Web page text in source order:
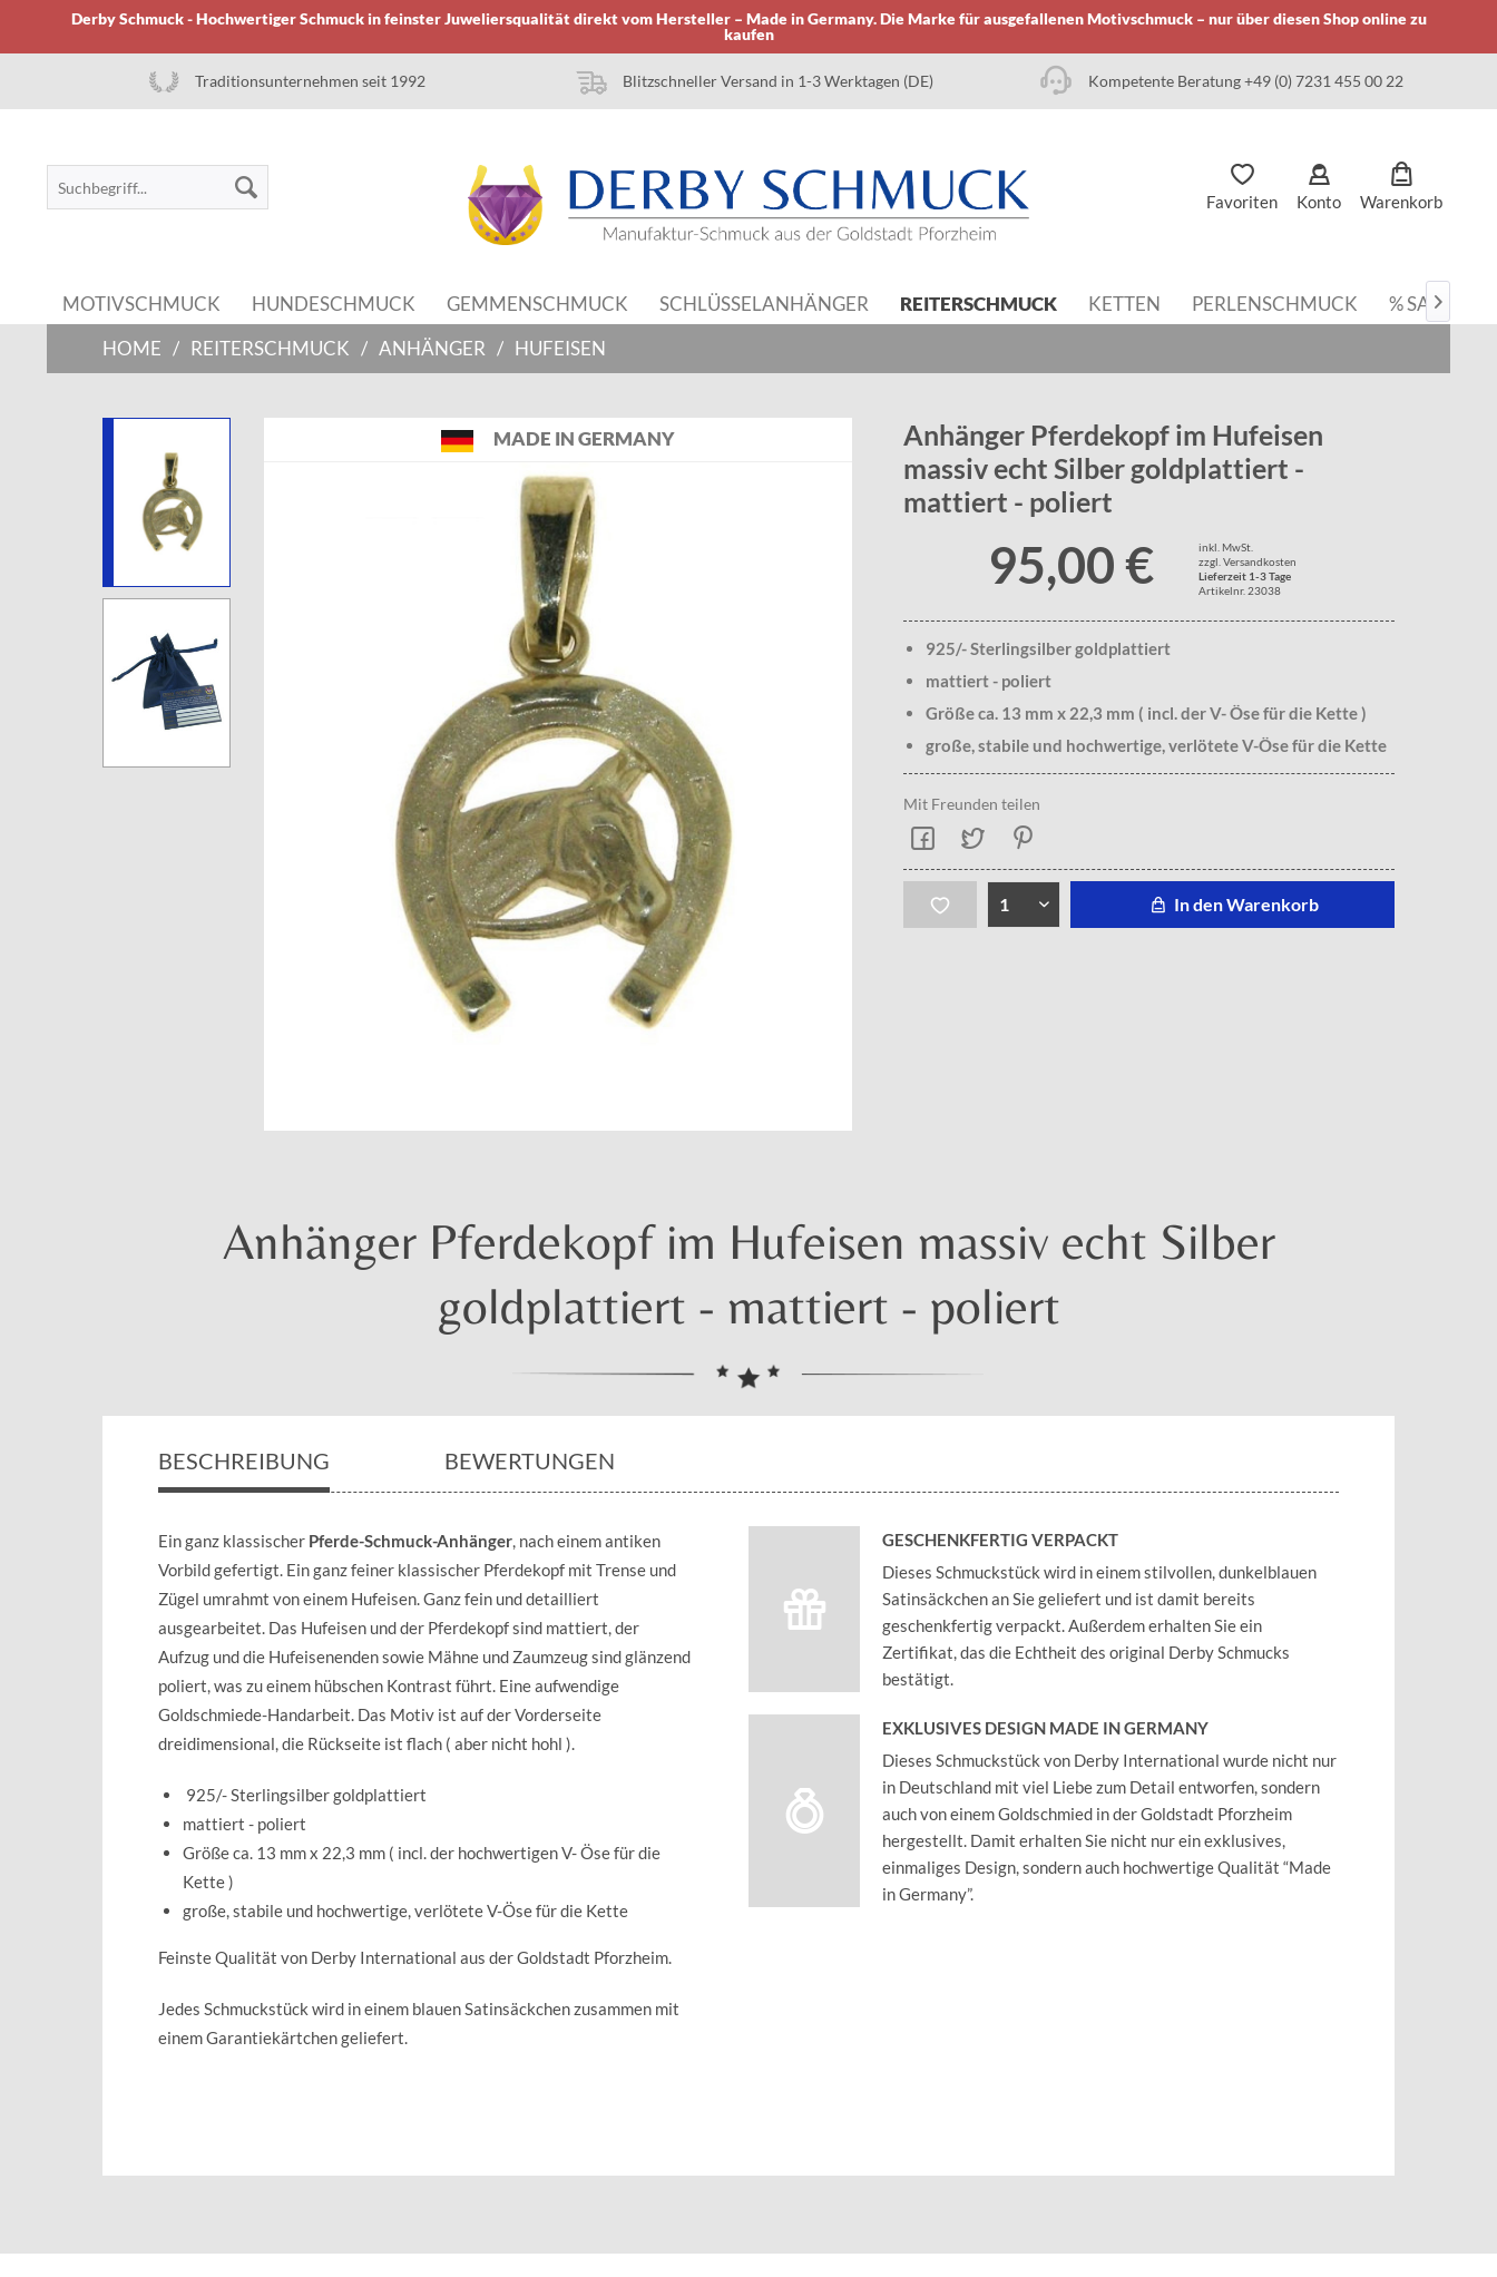
Derby Schmuck - Hochwertiger Schmuck in feinster Juweliersqualität direkt vom Hersteller – Made in Germany. Die Marke für ausgefallenen Motivschmuck – nur über diesen Shop online zu
kaufen
Traditionsunternehmen seit 1992 Blitzschneller Versand in 1-3 Werktagen (DE) Kompetente Beratung +49 (0) 7231 455 00 22
Favoriten Konto Warenkorb
MOTIVSCHMUCK HUNDESCHMUCK GEMMENSCHMUCK SCHLÜSSELANHÄNGER REITERSCHMUCK KETTEN PERLENSCHMUCK % SALE

HOME / REITERSCHMUCK / ANHÄNGER / HUFEISEN
MADE IN GERMANY
Anhänger Pferdekopf im Hufeisen
massiv echt Silber goldplattiert -
mattiert - poliert
95,00 €
inkl. MwSt.
zzgl. Versandkosten
Lieferzeit 1-3 Tage
Artikelnr. 23038
925/- Sterlingsilber goldplattiert
mattiert - poliert
Größe ca. 13 mm x 22,3 mm ( incl. der V- Öse für die Kette )
große, stabile und hochwertige, verlötete V-Öse für die Kette
Mit Freunden teilen
In den Warenkorb
Anhänger Pferdekopf im Hufeisen massiv echt Silber
goldplattiert - mattiert - poliert
BESCHREIBUNG BEWERTUNGEN
Ein ganz klassischer Pferde-Schmuck-Anhänger , nach einem antiken
Vorbild gefertigt. Ein ganz feiner klassischer Pferdekopf mit Trense und
Zügel umrahmt von einem Hufeisen. Ganz fein und detailliert
ausgearbeitet. Das Hufeisen und der Pferdekopf sind mattiert, der
Aufzug und die Hufeisenenden sowie Mähne und Zaumzeug sind glänzend
poliert, was zu einem hübschen Kontrast führt. Eine aufwendige
Goldschmiede-Handarbeit. Das Motiv ist auf der Vorderseite
dreidimensional, die Rückseite ist flach ( aber nicht hohl ).
925/- Sterlingsilber goldplattiert
mattiert - poliert
Größe ca. 13 mm x 22,3 mm ( incl. der hochwertigen V- Öse für die
Kette )
große, stabile und hochwertige, verlötete V-Öse für die Kette
Feinste Qualität von Derby International aus der Goldstadt Pforzheim.
Jedes Schmuckstück wird in einem blauen Satinsäckchen zusammen mit
einem Garantiekärtchen geliefert.
GESCHENKFERTIG VERPACKT
Dieses Schmuckstück wird in einem stilvollen, dunkelblauen
Satinsäckchen an Sie geliefert und ist damit bereits
geschenkfertig verpackt. Außerdem erhalten Sie ein
Zertifikat, das die Echtheit des original Derby Schmucks
bestätigt.
EXKLUSIVES DESIGN MADE IN GERMANY
Dieses Schmuckstück von Derby International wurde nicht nur
in Deutschland mit viel Liebe zum Detail entworfen, sondern
auch von einem Goldschmied in der Goldstadt Pforzheim
hergestellt. Damit erhalten Sie nicht nur ein exklusives,
einmaliges Design, sondern auch hochwertige Qualität “Made
in Germany”.